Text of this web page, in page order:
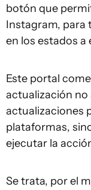
botón que
Instagram, para
en los estados a
Este portal
actualización no
actualizaciones
plataformas,
ejecutar la
Se trata, por el